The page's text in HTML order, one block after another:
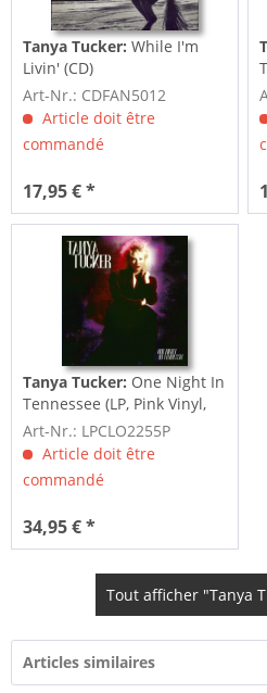
Tanya Tucker: While I'm
Livin' (CD)
Art-Nr.: CDFAN5012
Article doit être
commandé
17,95 € *
Tanya Tucker: One Night In
Tennessee (LP, Pink Vinyl,
Ltd.)
Art-Nr.: LPCLO2255P
Article doit être
commandé
34,95 € *
Tout afficher "Tanya
Articles similaires